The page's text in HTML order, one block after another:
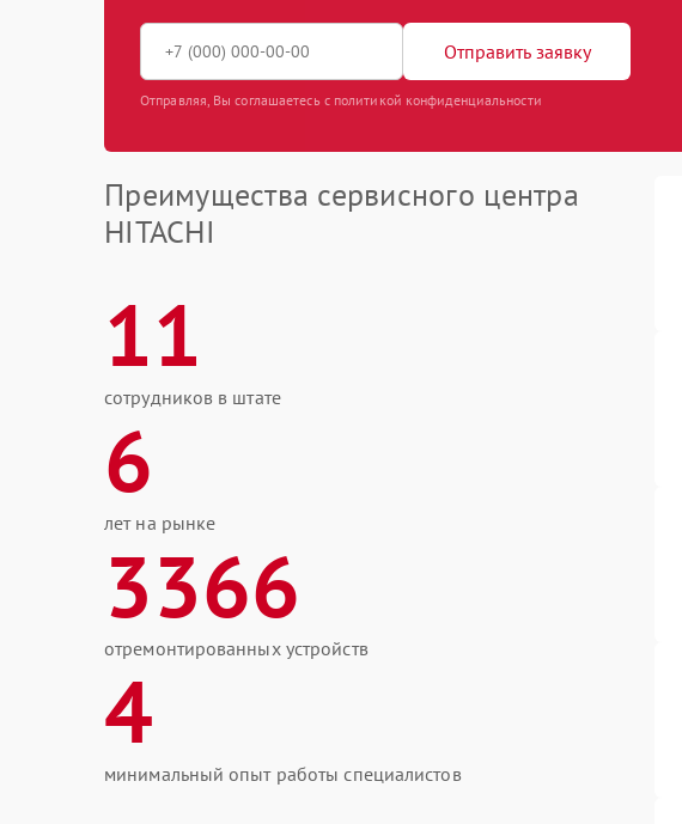
Отправить заявку
Отправляя, Вы соглашаетесь с политикой конфиденциальности
Преимущества сервисного центра
HITACHI
11
сотрудников в штате
6
лет на рынке
3366
отремонтированных устройств
4
минимальный опыт работы специалистов